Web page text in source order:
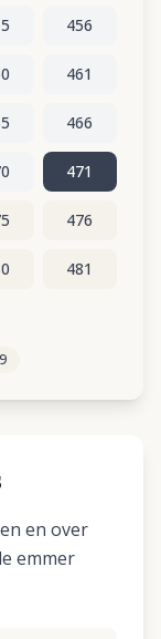
456
461
466
471
476
481
en over
emmer